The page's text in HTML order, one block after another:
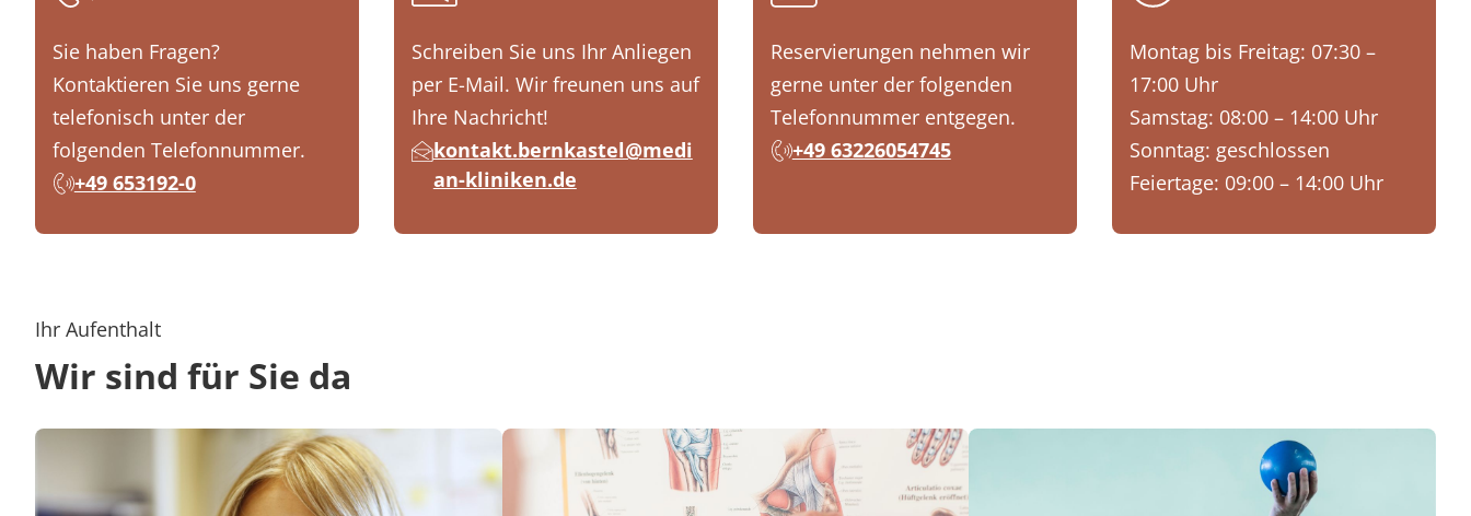
Sie haben Fragen?
Kontaktieren Sie uns gerne
telefonisch unter der
folgenden Telefonnummer.
+49 653192-0
Schreiben Sie uns Ihr Anliegen
per E-Mail. Wir freunen uns auf
Ihre Nachricht!
kontakt.bernkastel@medi
an-kliniken.de
Reservierungen nehmen wir
gerne unter der folgenden
Telefonnummer entgegen.
+49 63226054745
Montag bis Freitag: 07:30 –
17:00 Uhr
Samstag: 08:00 – 14:00 Uhr
Sonntag: geschlossen
Feiertage: 09:00 – 14:00 Uhr
Ihr Aufenthalt
Wir sind für Sie da